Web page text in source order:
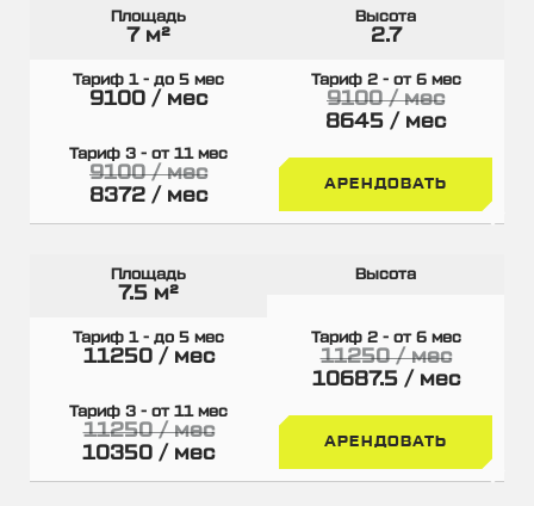
7 м² 2.7
9100 / мес
9100 / мес
8645 / мес
9100 / мес
8372 / мес
АРЕНДОВАТЬ
7.5 м²
11250 / мес
11250 / мес
10687.5 / мес
11250 / мес
10350 / мес
АРЕНДОВАТЬ